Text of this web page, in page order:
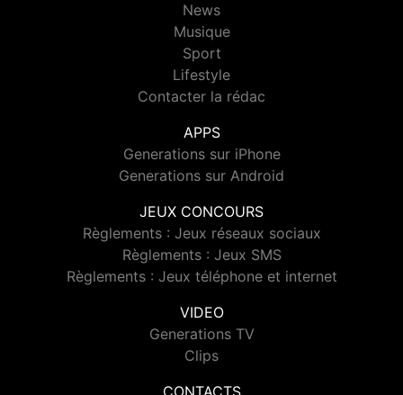
News
Musique
Sport
Lifestyle
Contacter la rédac
APPS
Generations sur iPhone
Generations sur Android
JEUX CONCOURS
Règlements : Jeux réseaux sociaux
Règlements : Jeux SMS
Règlements : Jeux téléphone et internet
VIDEO
Generations TV
Clips